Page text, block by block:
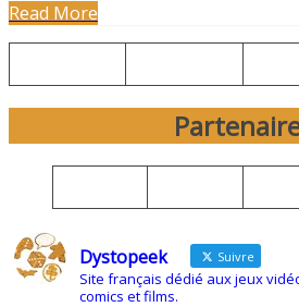
Read More
Dystopeek Suivre
Site français dédié aux jeux
comics et films.